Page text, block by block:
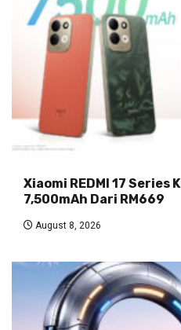
Xiaomi REDMI 17 Series
7,500mAh Dari RM669
August 8, 2026